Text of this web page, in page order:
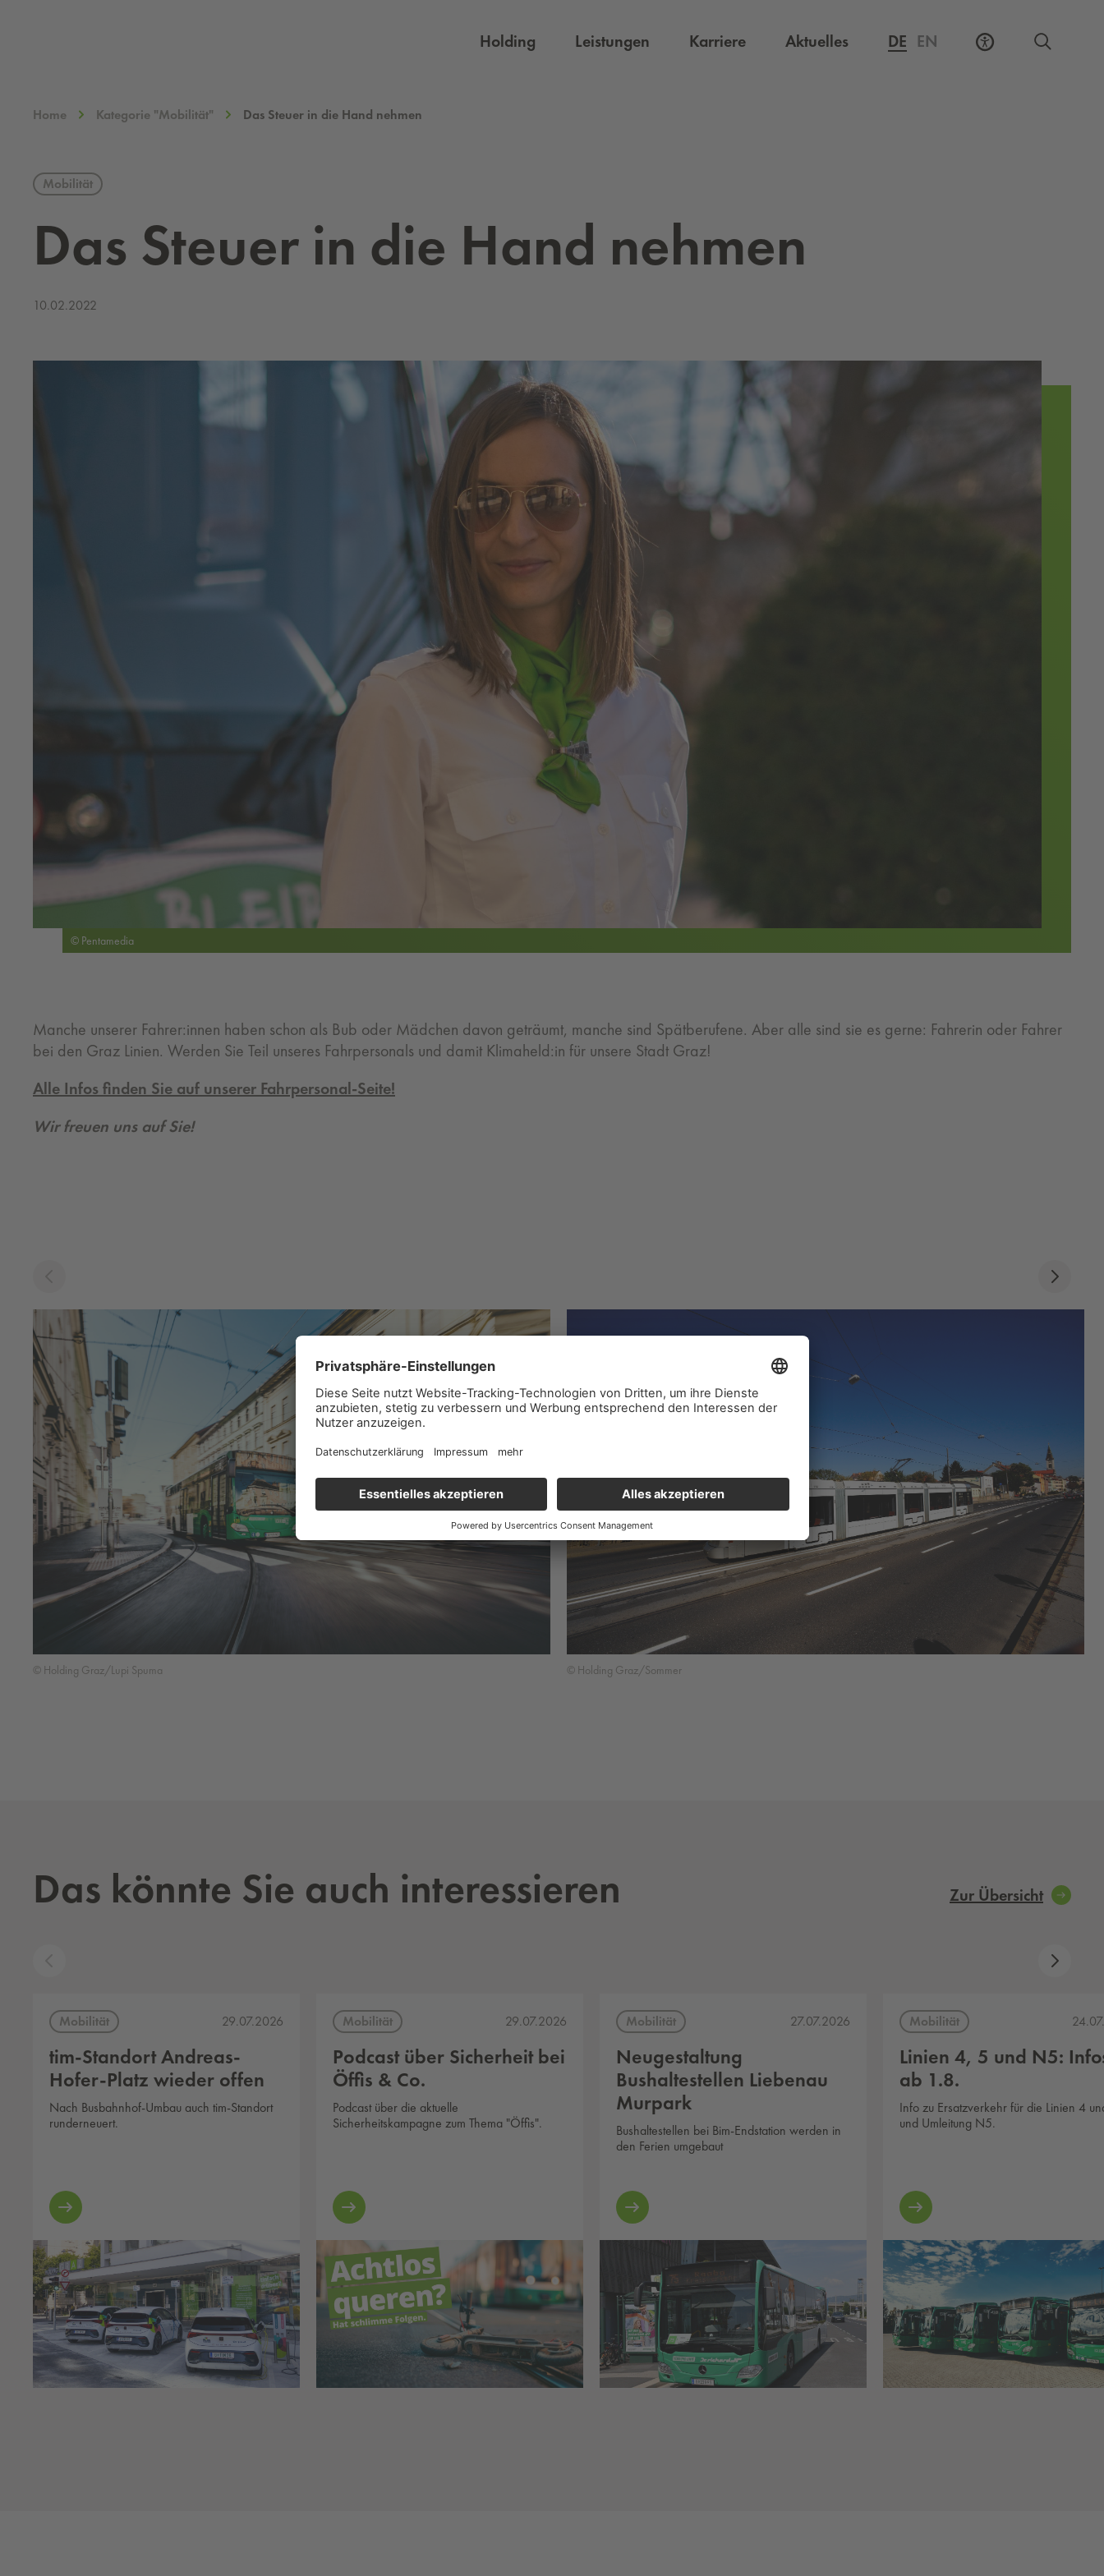
Holding Leistungen KarriereExterner Link, öffnet eine neue Registerkarte
Aktuelles DE EN
Home Kategorie "Mobilität" Das Steuer in die Hand nehmen
Mobilität
Das Steu­er in die Hand neh­men
10.02.2022
© Pentamedia
Manche unserer Fahrer:innen haben schon als Bub oder Mädchen davon geträumt, manche sind Spätberufene. Aber alle sind sie es gerne: Fahrerin oder Fahrer
bei den Graz Linien. Werden Sie Teil unseres Fahrpersonals und damit Klimaheld:in für unsere Stadt Graz!
Alle Infos finden Sie auf unserer Fahrpersonal-Seite!
Wir freuen uns auf Sie!
© Holding Graz/Lupi Spuma © Holding Graz/Sommer
Das könnte Sie auch interessieren Zur Übersicht
Mobilität 29.07.2026
tim-Standort Andreas-
Hofer-Platz wieder offen
Nach Busbahnhof-Umbau auch tim-Standort
runderneuert.
Mobilität 29.07.2026
Podcast über Sicherheit bei
Öffis & Co.
Podcast über die aktuelle
Sicherheitskampagne zum Thema "Öffis".
Mobilität 27.07.2026
Neugestaltung
Bushaltestellen Liebenau
Murpark
Bushaltestellen bei Bim-Endstation werden in
den Ferien umgebaut
Mobilität
Li­ni­en 4, 5 und N5:
ab 1.8.
Info zu Ersatzverkehr für die Linien 4
und Umleitung N5.